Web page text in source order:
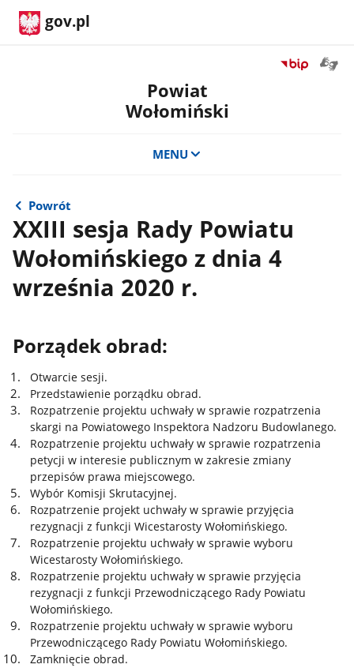
gov.pl
Przejdź
Powiat
Wołomiński
MENU
Powrót
XXIII sesja Rady Powiatu
Wołomińskiego z dnia 4
września 2020 r.
Porządek obrad:
Otwarcie sesji.
Przedstawienie porządku obrad.
Rozpatrzenie projektu uchwały w sprawie rozpatrzenia
skargi na Powiatowego Inspektora Nadzoru Budowlanego.
Rozpatrzenie projektu uchwały w sprawie rozpatrzenia
petycji w interesie publicznym w zakresie zmiany
przepisów prawa miejscowego.
Wybór Komisji Skrutacyjnej.
Rozpatrzenie projekt uchwały w sprawie przyjęcia
rezygnacji z funkcji Wicestarosty Wołomińskiego.
Rozpatrzenie projektu uchwały w sprawie wyboru
Wicestarosty Wołomińskiego.
Rozpatrzenie projektu uchwały w sprawie przyjęcia
rezygnacji z funkcji Przewodniczącego Rady Powiatu
Wołomińskiego.
Rozpatrzenie projektu uchwały w sprawie wyboru
Przewodniczącego Rady Powiatu Wołomińskiego.
Zamknięcie obrad.